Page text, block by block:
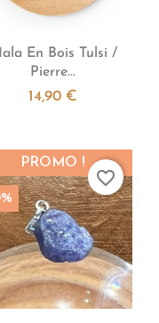
Aperçu rapide
En Bois Tulsi /
Pierre...
14,90 €
PROMO !
favorite_border